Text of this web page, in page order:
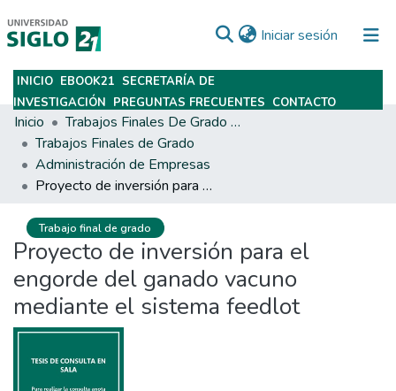
Iniciar sesión (current)
Subir
INICIO EBOOK21 SECRETARÍA DE
INVESTIGACIÓN PREGUNTAS FRECUENTES CONTACTO
Inicio
Trabajos Finales De Grado Y Posgrado
Trabajos Finales de Grado
Administración de Empresas
Proyecto de inversión para el engorde del ganado vacuno mediante el sistema feedlot
Trabajo final de grado
Proyecto de inversión para el
engorde del ganado vacuno
mediante el sistema feedlot